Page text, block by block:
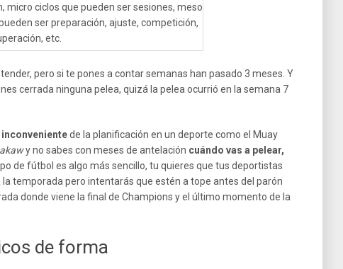
micro ciclos que pueden ser sesiones, meso
ser preparación, ajuste, competición,
etc.
pero si te pones a contar semanas han pasado 3 meses. Y
cerrada ninguna pelea, quizá la pelea ocurrió en la semana 7
inconvenientede la planificación en un deporte como el Muay
y no sabes con meses de antelación cuándo vas a pelear,
de fútbol es algo más sencillo, tu quieres que tus deportistas
temporada pero intentarás que estén a tope antes del parón
donde viene la final de Champions y el último momento de la
de forma